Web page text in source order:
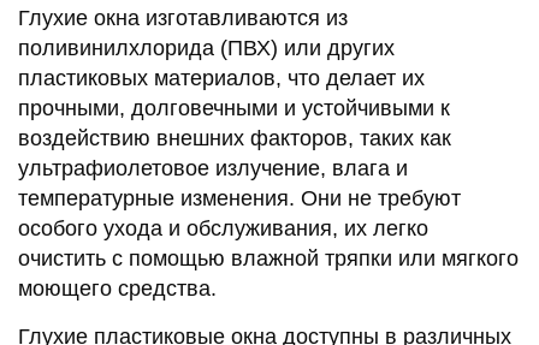
Глухие окна изготавливаются из
поливинилхлорида (ПВХ) или других
пластиковых материалов, что делает их
прочными, долговечными и устойчивыми к
воздействию внешних факторов, таких как
ультрафиолетовое излучение, влага и
температурные изменения. Они не требуют
особого ухода и обслуживания, их легко
очистить с помощью влажной тряпки или мягкого
моющего средства.
Глухие пластиковые окна доступны в различных